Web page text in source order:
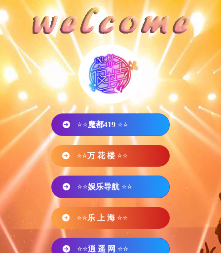
⭐⭐魔都419 ⭐⭐
⭐⭐万 花 楼 ⭐⭐
⭐⭐娱乐导航 ⭐⭐
⭐⭐乐 上 海 ⭐⭐
⭐⭐逍 遥 网 ⭐⭐